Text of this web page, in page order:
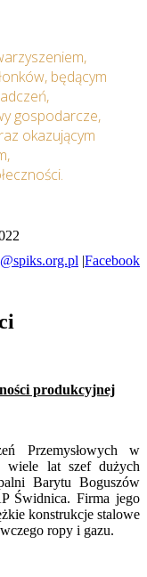
będącym
gospodarcze,
okazującym
|Facebook
produkcyjnej
Przemysłowych w
wiele lat szef dużych
Barytu Boguszów
Świdnica. Firma jego
konstrukcje stalowe
ropy i gazu.